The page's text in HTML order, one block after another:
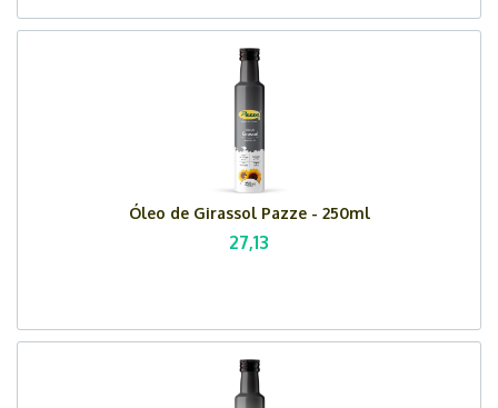
Óleo de Girassol Pazze - 250ml
27,13